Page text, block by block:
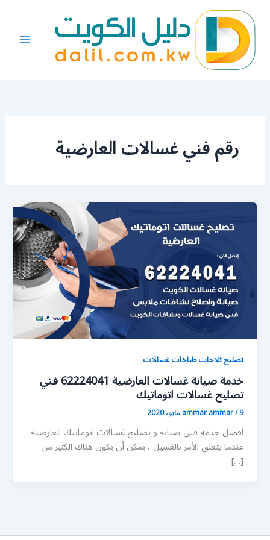
المحتوى
رقم فني غسالات العارضية
تصليح ثلاجات طباخات غسالات
خدمة صيانة غسالات العارضية 62224041 فني
تصليح غسالات اتوماتيك
ammar ammar/9 مايو، 2020
افضل خدمة فني صيانة و تصليح غسالات اتوماتيك العارضية
عندما يتعلق الأمر بالغسيل ، يمكن أن يكون هناك الكثير من
[…]